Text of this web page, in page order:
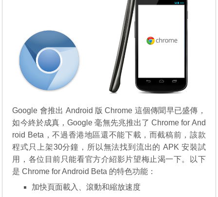
Google 會推出 Android 版 Chrome 這個傳聞早已盛傳，
如今終於成真，Google 毫無先兆推出了 Chrome for And
roid Beta，不過香港地區還不能下載，而截稿前，該款
程式只上架30分鐘，所以無法找到流出的 APK 安裝試
用，各位目前只能看官方介紹影片望梅止渴一下。以下
是 Chrome for Android Beta 的特色功能：
加快頁面載入、滾動和縮放速度